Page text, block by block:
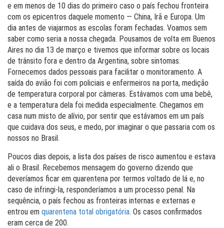
e em menos de 10 dias do primeiro caso o país fechou fronteira
com os epicentros daquele momento — China, Irã e Europa. Um
dia antes de viajarmos as escolas foram fechadas. Voamos sem
saber como seria a nossa chegada. Pousamos de volta em Buenos
Aires no dia 13 de março e tivemos que informar sobre os locais
de trânsito fora e dentro da Argentina, sobre sintomas.
Fornecemos dados pessoais para facilitar o monitoramento. A
saída do avião foi com policiais e enfermeiros na porta, medição
de temperatura corporal por câmeras. Estávamos com uma bebê,
e a temperatura dela foi medida especialmente. Chegamos em
casa num misto de alívio, por sentir que estávamos em um país
que cuidava dos seus, e medo, por imaginar o que passaria com os
nossos no Brasil.
Poucos dias depois, a lista dos países de risco aumentou e estava
ali o Brasil. Recebemos mensagem do governo dizendo que
deveríamos ficar em quarentena por termos voltado de lá e, no
caso de infringi-la, responderíamos a um processo penal. Na
sequência, o país fechou as fronteiras internas e externas e
entrou em quarentena total obrigatória. Os casos confirmados
eram cerca de 200.